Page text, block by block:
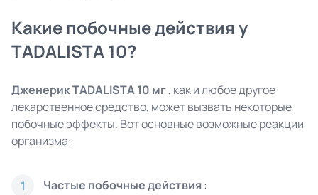
Какие побочные действия у
TADALISTA 10?
Дженерик TADALISTA 10 мг, как и любое другое
лекарственное средство, может вызвать некоторые
побочные эффекты. Вот основные возможные реакции
организма:
1 Частые побочные действия: